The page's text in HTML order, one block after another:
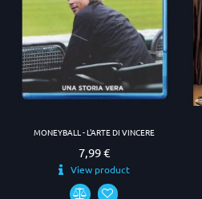
MONEYBALL - L'ARTE DI VINCERE
Prezzo
7,99 €
View product